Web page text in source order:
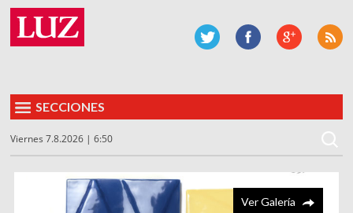
SECCIONES
Viernes 7.8.2026 | 6:50
Ver Galería